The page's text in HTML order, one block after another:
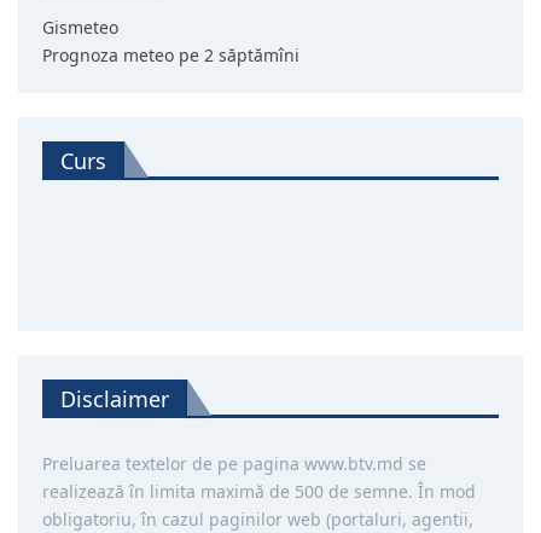
Gismeteo
Prognoza meteo pe 2 săptămîni
Curs
Disclaimer
Preluarea textelor de pe pagina www.btv.md se
realizează în limita maximă de 500 de semne. În mod
obligatoriu, în cazul paginilor web (portaluri, agentii,